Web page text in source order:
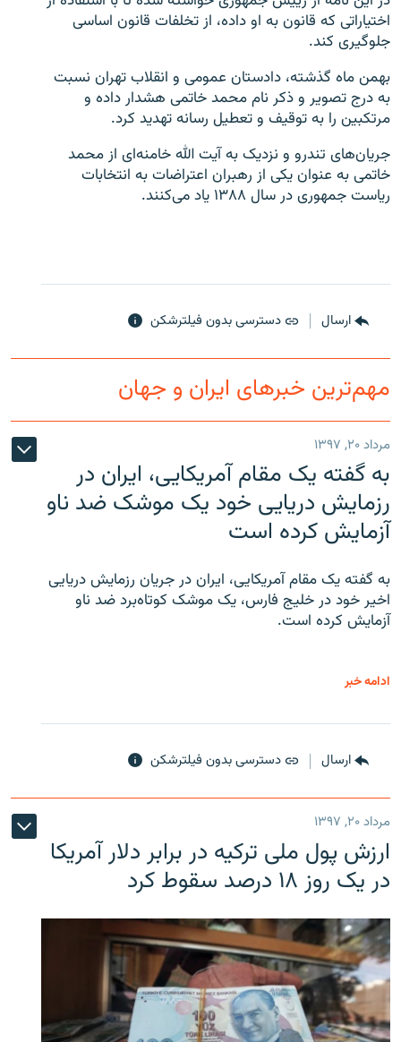
زبان‌های دیگر
اختياراتی که قانون به او داده، از تخلفات قانون اساسی
جلوگيری کند.
بهمن ماه گذشته، دادستان عمومی و انقلاب تهران نسبت
به درج تصوير و ذکر نام محمد خاتمی هشدار داده و
مرتکبين را به توقيف و تعطيل رسانه تهديد کرد.
جریان‌های تندرو و نزدیک به آیت الله خامنه‌ای از محمد
خاتمی به عنوان یکی از رهبران اعتراضات به انتخابات
ریاست جمهوری در سال ۱۳۸۸ یاد می‌کنند.
ارسال دسترسی بدون فیلترشکن
مهم‌ترین خبرهای ایران و جهان
مرداد ۲۰, ۱۳۹۷
به گفته یک مقام آمریکایی، ایران در
رزمایش دریایی خود یک موشک ضد ناو
آزمایش کرده است
به گفته یک مقام آمریکایی، ایران در جریان رزمایش دریایی
اخیر خود در خلیج فارس، یک موشک کوتاه‌برد ضد ناو
آزمایش کرده است.
ادامه خبر
ارسال دسترسی بدون فیلترشکن
مرداد ۲۰, ۱۳۹۷
ارزش پول ملی ترکیه در برابر دلار آمریکا
در یک روز ۱۸ درصد سقوط کرد